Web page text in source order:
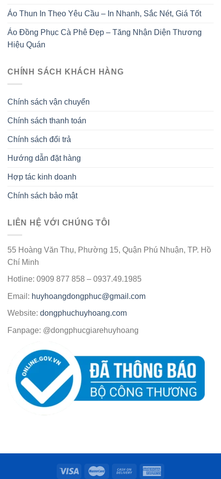
Áo Thun In Theo Yêu Cầu – In Nhanh, Sắc Nét, Giá Tốt
Áo Đồng Phục Cà Phê Đẹp – Tăng Nhận Diện Thương
Hiệu Quán
CHÍNH SÁCH KHÁCH HÀNG
Chính sách vận chuyển
Chính sách thanh toán
Chính sách đổi trả
Hướng dẫn đặt hàng
Hợp tác kinh doanh
Chính sách bảo mật
LIÊN HỆ VỚI CHÚNG TÔI
55 Hoàng Văn Thụ, Phường 15, Quận Phú Nhuận, TP. Hồ
Chí Minh
Hotline: 0909 877 858 – 0937.49.1985
Email: huyhoangdongphuc@gmail.com
Website: dongphuchuyhoang.com
Fanpage: @dongphucgiarehuyhoang